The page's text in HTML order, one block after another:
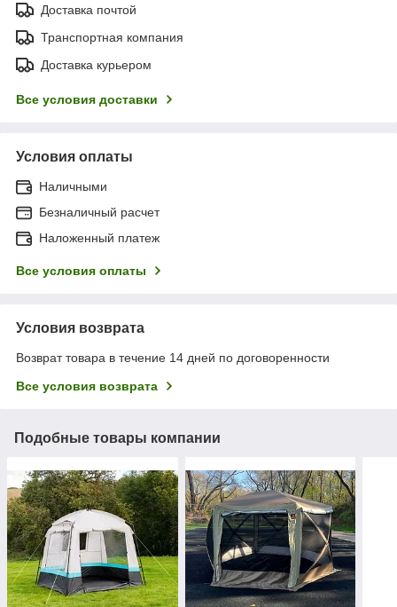
Доставка почтой
Транспортная компания
Доставка курьером
Все условия доставки
Условия оплаты
Наличными
Безналичный расчет
Наложенный платеж
Все условия оплаты
Условия возврата
Возврат товара в течение 14 дней по договоренности
Все условия возврата
Подобные товары компании